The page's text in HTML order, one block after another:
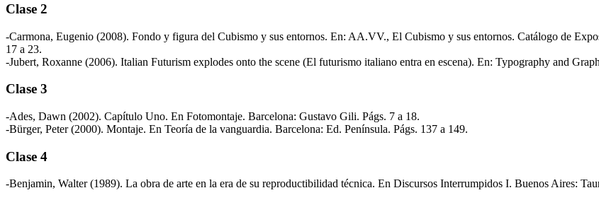
Clase 2
-Carmona, Eugenio (2008). Fondo y figura del Cubismo y sus entornos. En: AA.VV., El Cubismo y sus entornos. Catálogo de
17 a 23.
-Jubert, Roxanne (2006). Italian Futurism explodes onto the scene (El futurismo italiano entra en escena). En: Typography and
Clase 3
-Ades, Dawn (2002). Capítulo Uno. En Fotomontaje. Barcelona: Gustavo Gili. Págs. 7 a 18.
-Bürger, Peter (2000). Montaje. En Teoría de la vanguardia. Barcelona: Ed. Península. Págs. 137 a 149.
Clase 4
-Benjamin, Walter (1989). La obra de arte en la era de su reproductibilidad técnica. En Discursos Interrumpidos I. Buenos Aires: